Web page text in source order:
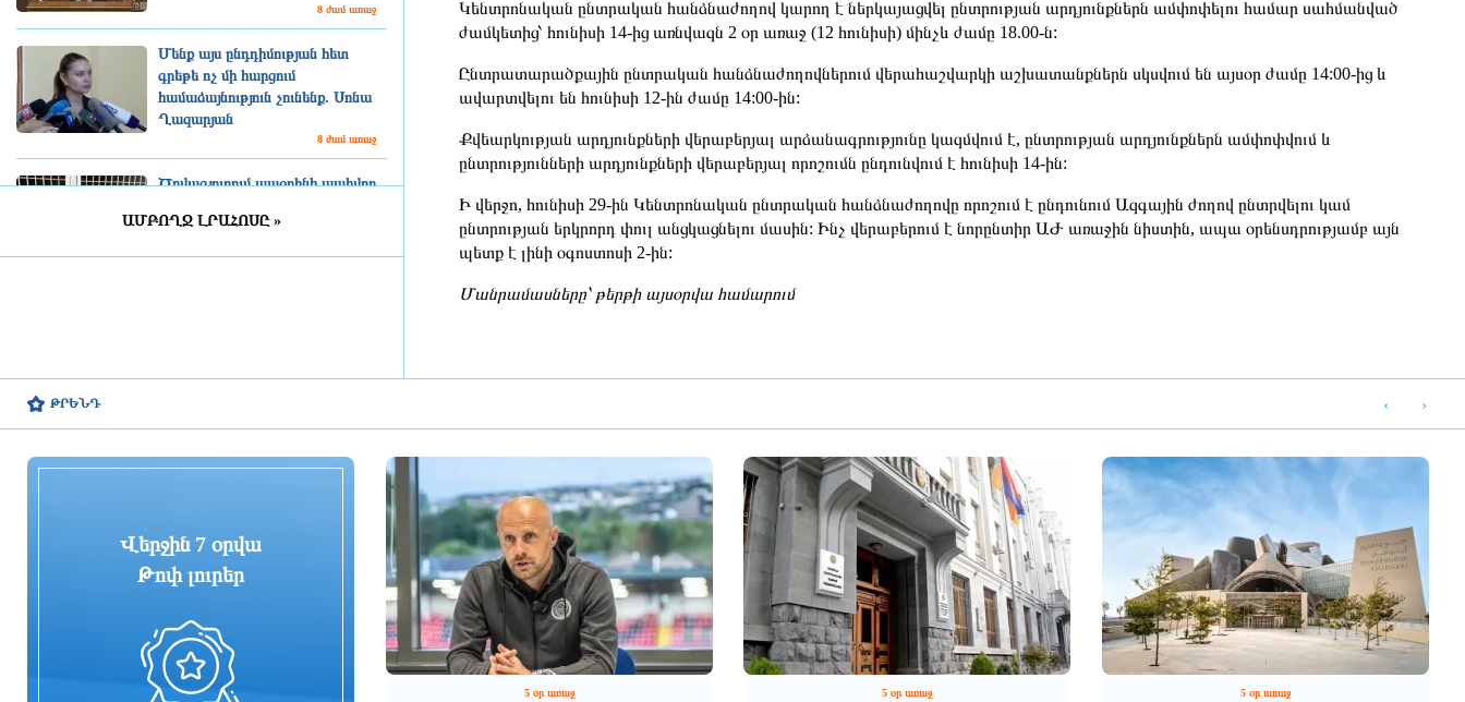
8 ժամ առաջ
Մենք այս ընդդիմության հետ
գրեթե ոչ մի հարցում
համաձայնություն չունենք. Սոնա
Ղազարյան
8 ժամ առաջ
Ծովագյուղում ապօրինի պահվող
մասնագետների խնամքին․ ԲԸՏՄ
9 ժամ առաջ
9 ժամ առաջ
ԱՄՆ-ն կարող է վերացնել Իրանի
«Մուլտի գրուպ» կոնցեռնի
նախկին գլխավոր տնօրենը և
տնօրենը ձերբակալվել են
Լիբանանում ավելի քան 800
հազար տեղահանված փորձում է
ԱՄԲՈՂՋ ԼՐԱՀՈՍԸ »
Կենտրոնական ընտրական հանձնաժողով կարող է ներկայացվել ընտրության արդյունքներն ամփոփելու համար սահմանված
ժամկետից՝ հունիսի 14-ից առնվազն 2 օր առաջ (12 հունիսի) մինչև ժամը 18.00-ն:
Ընտրատարածքային ընտրական հանձնաժողովներում վերահաշվարկի աշխատանքներն սկսվում են այսօր ժամը 14:00-ից և
ավարտվելու են հունիսի 12-ին ժամը 14:00-ին:
Քվեարկության արդյունքների վերաբերյալ արձանագրությունը կազմվում է, ընտրության արդյունքներն ամփոփվում և
ընտրությունների արդյունքների վերաբերյալ որոշումն ընդունվում է հունիսի 14-ին:
Ի վերջո, հունիսի 29-ին Կենտրոնական ընտրական հանձնաժողովը որոշում է ընդունում Ազգային ժողով ընտրվելու կամ
ընտրության երկրորդ փուլ անցկացնելու մասին: Ինչ վերաբերում է նորընտիր ԱԺ առաջին նիստին, ապա օրենսդրությամբ այն
պետք է լինի օգոստոսի 2-ին:
Մանրամասները՝ թերթի այսօրվա համարում
ԹՐԵՆԴ
Վերջին 7 օրվա
Թոփ լուրեր
5 օր առաջ 5 օր առաջ 5 օր առաջ
‹ ›